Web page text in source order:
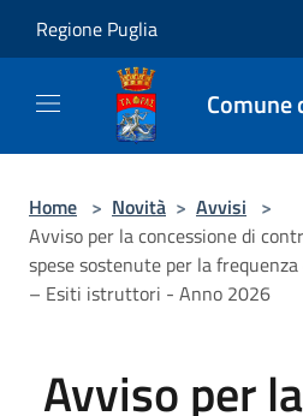
Regione Puglia
Comune
Home > Novità > Avvisi >
Avviso per la concessione di
spese sostenute per la
– Esiti istruttori - Anno 2026
Avviso per la